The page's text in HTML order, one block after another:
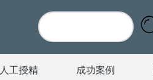
人工授精 成功案例